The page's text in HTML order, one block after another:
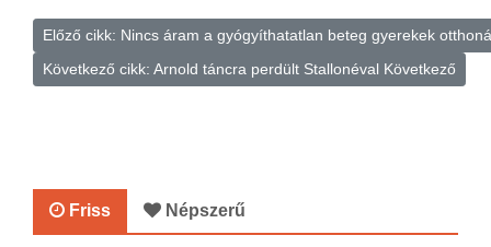
Előző cikk: Nincs áram a gyógyíthatatlan beteg gyerekek
Következő cikk: Arnold táncra perdült Stallonéval Következő
Friss Népszerű